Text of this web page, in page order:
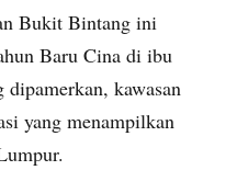
Bukit Bintang ini
Baru Cina di ibu
dipamerkan, kawasan
yang menampilkan